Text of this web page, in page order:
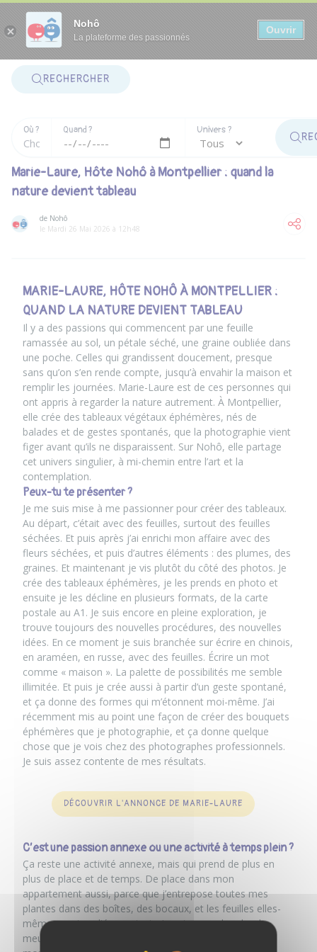
Nohô
La plateforme des passionnés
Ouvrir
RECHERCHER
Où ? Quand ? Univers ?
Marie-Laure, Hôte Nohô à Montpellier : quand la
nature devient tableau
de Nohô
le Mardi 26 Mai 2026 à 12h48
MARIE-LAURE, HÔTE NOHÔ À MONTPELLIER :
QUAND LA NATURE DEVIENT TABLEAU
Il y a des passions qui commencent par une feuille
ramassée au sol, un pétale séché, une graine oubliée dans
une poche. Celles qui grandissent doucement, presque
sans qu’on s’en rende compte, jusqu’à envahir la maison et
remplir les journées. Marie-Laure est de ces personnes qui
ont appris à regarder la nature autrement. À Montpellier,
elle crée des tableaux végétaux éphémères, nés de
balades et de gestes spontanés, que la photographie vient
figer avant qu’ils ne disparaissent. Sur Nohô, elle partage
cet univers singulier, à mi-chemin entre l’art et la
contemplation.
Peux-tu te présenter ?
Je me suis mise à me passionner pour créer des tableaux.
Au départ, c’était avec des feuilles, surtout des feuilles
séchées. Et puis après j’ai enrichi mon affaire avec des
fleurs séchées, et puis d’autres éléments : des plumes, des
graines. Et maintenant je vis plutôt du côté des photos. Je
crée des tableaux éphémères, je les prends en photo et
ensuite je les décline en plusieurs formats, de la carte
postale au A1. Je suis encore en pleine exploration, je
trouve toujours des nouvelles procédures, des nouvelles
idées. En ce moment je suis branchée sur écrire en chinois,
en araméen, en russe, avec des feuilles. Écrire un mot
comme « maison ». La palette de possibilités me semble
illimitée. Et puis je crée aussi à partir d’un geste spontané,
et ça donne des formes qui m’étonnent moi-même. J’ai
récemment mis au point une façon de créer des bouquets
éphémères que je photographie, et ça donne quelque
chose que je vois chez des photographes professionnels.
Je suis assez contente de mes résultats.
DÉCOUVRIR L'ANNONCE DE MARIE-LAURE
C’est une passion annexe ou une activité à temps plein ?
Ça reste une activité annexe, mais qui prend de plus en
plus de place et de temps. De place dans mon
appartement aussi, parce que j’entrepose toutes mes
plantes dans des boîtes, des bocaux, et les feuilles elles-
mêmes sont repliées en trois. Je suis en recherche de
meubles adéquats pour stocker aussi tous les posters
Panneau de gestion des cookies